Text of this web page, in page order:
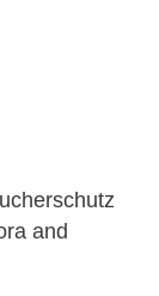
and